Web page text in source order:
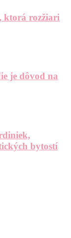
ktorá rozžiari
je dôvod na
bytostí